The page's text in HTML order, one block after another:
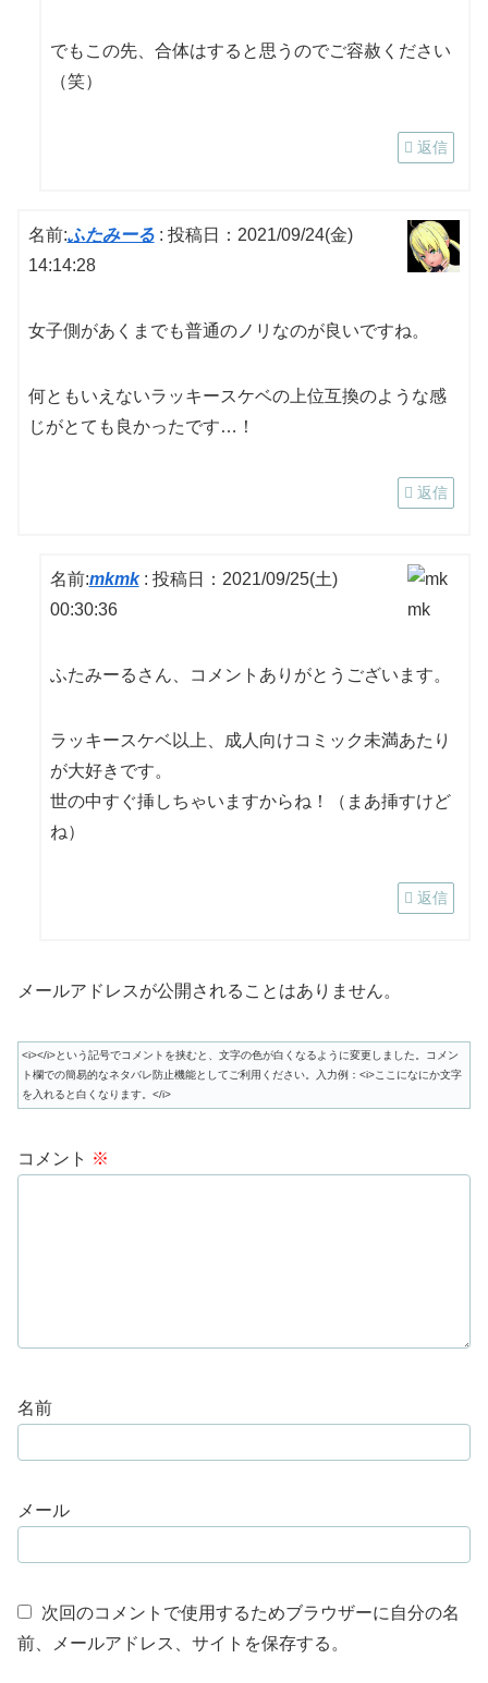
でもこの先、合体はすると思うのでご容赦ください
（笑）
返信
名前:ふたみーる: 投稿日：2021/09/24(金)
14:14:28
女子側があくまでも普通のノリなのが良いですね。
何ともいえないラッキースケベの上位互換のような感
じがとても良かったです…！
返信
名前:mkmk: 投稿日：2021/09/25(土)
00:30:36
ふたみーるさん、コメントありがとうございます。
ラッキースケベ以上、成人向けコミック未満あたり
が大好きです。
世の中すぐ挿しちゃいますからね！（まあ挿すけど
ね）
返信
メールアドレスが公開されることはありません。
<i></i>という記号でコメントを挟むと、文字の色が白くなるように変更しました。コメン
ト欄での簡易的なネタバレ防止機能としてご利用ください。入力例：<i>ここになにか文字
を入れると白くなります。</i>
コメント ※
名前
メール
次回のコメントで使用するためブラウザーに自分の名
前、メールアドレス、サイトを保存する。